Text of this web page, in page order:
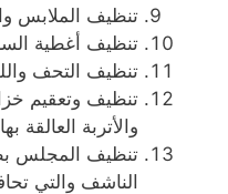
تنظيف الملابس
تنظيف أغطية
تنظيف التحف
تنظيف وتعقيم
والأتربة العالقة
تنظيف المجلس
الناشف والتي